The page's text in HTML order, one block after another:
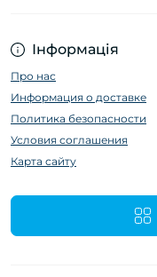
Інформація
Про нас
Информация о доставке
Политика безопасности
Условия соглашения
Карта сайту